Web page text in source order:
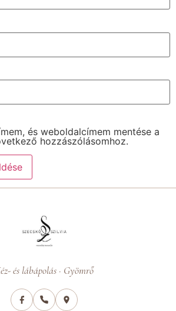
és weboldalcímem mentése a
hozzászólásomhoz.
és lábápolás · Gyömrő